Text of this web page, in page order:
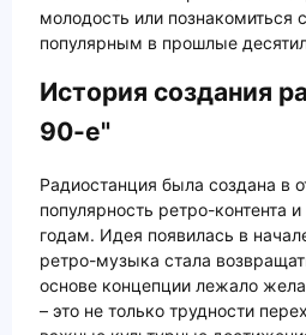
молодость или познакомиться
популярным в прошлые
История создания
90-е"
Радиостанция была создана в
популярность ретро-контента
годам. Идея появилась в
ретро-музыка стала
основе концепции лежало
– это не только трудности